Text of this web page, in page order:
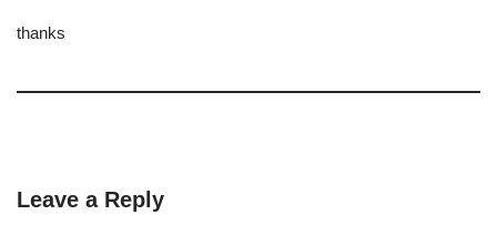
thanks
Leave a Reply